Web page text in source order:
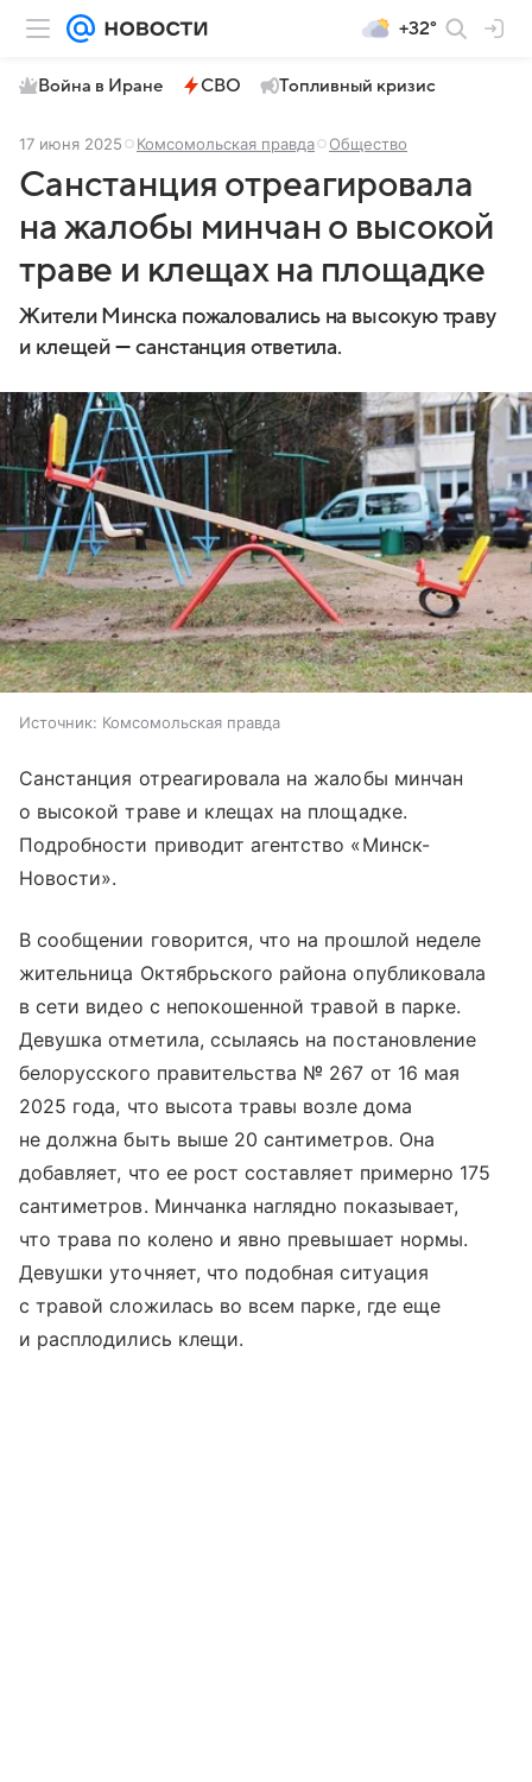
+32°
Война в Иране СВО Топливный кризис
17 июня 2025 Комсомольская правда Общество
Санстанция отреагировала
на жалобы минчан о высокой
траве и клещах на площадке
Жители Минска пожаловались на высокую траву
и клещей — санстанция ответила.
Источник: Комсомольская правда
Санстанция отреагировала на жалобы минчан
о высокой траве и клещах на площадке.
Подробности приводит агентство «Минск-
Новости».
В сообщении говорится, что на прошлой неделе
жительница Октябрьского района опубликовала
в сети видео с непокошенной травой в парке.
Девушка отметила, ссылаясь на постановление
белорусского правительства № 267 от 16 мая
2025 года, что высота травы возле дома
не должна быть выше 20 сантиметров. Она
добавляет, что ее рост составляет примерно 175
сантиметров. Минчанка наглядно показывает,
что трава по колено и явно превышает нормы.
Девушки уточняет, что подобная ситуация
с травой сложилась во всем парке, где еще
и расплодились клещи.